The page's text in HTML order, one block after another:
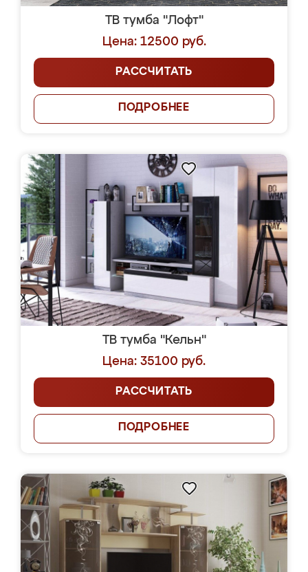
ТВ тумба "Лофт"
Цена: 12500 руб.
РАССЧИТАТЬ
ПОДРОБНЕЕ
ТВ тумба "Кельн"
Цена: 35100 руб.
РАССЧИТАТЬ
ПОДРОБНЕЕ